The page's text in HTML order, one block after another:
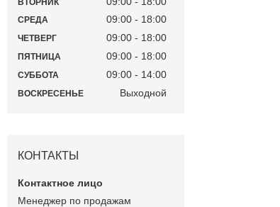
СРЕДА 09:00 18:00
ЧЕТВЕРГ 09:00 18:00
ПЯТНИЦА 09:00 18:00
СУББОТА 09:00 14:00
ВОСКРЕСЕНЬЕ Выходной
КОНТАКТЫ
Менеджер по продажам